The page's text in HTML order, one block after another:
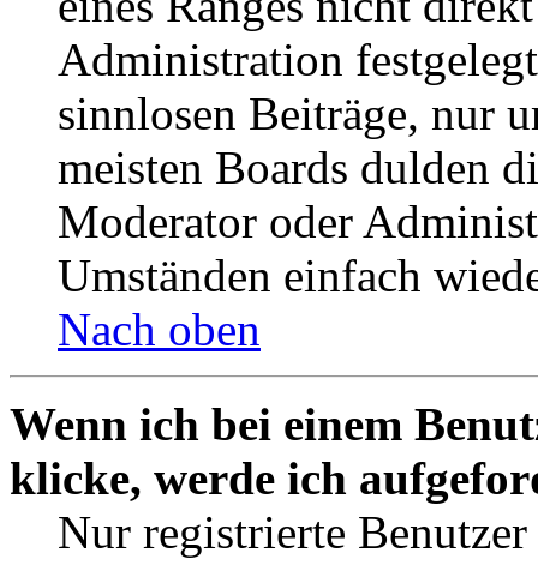
Administration
sinnlosen Beiträge, nur
meisten Boards dulden
Moderator oder
Umständen einfach
Nach oben
Wenn ich bei einem
klicke, werde ich
Nur registrierte